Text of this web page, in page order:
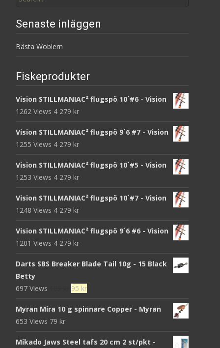
Senaste inläggen
Bästa Woblern
Fiskeprodukter
Vision STILLMANIAC² flugspö 10´#6 - Vision
1262 Views 4 279 kr
Vision STILLMANIAC² flugspö 9´6 #7 - Vision
1255 Views 4 279 kr
Vision STILLMANIAC² flugspö 10´#5 - Vision
1253 Views 4 279 kr
Vision STILLMANIAC² flugspö 10´#7 - Vision
1248 Views 4 279 kr
Vision STILLMANIAC² flugspö 9´6 #6 - Vision
1201 Views 4 279 kr
Darts SBS Breaker Blade Tail 10g - 15 Black
Betty
697 Views
Det
priset
95 krDet
priset
Myran Mira 10 g spinnare Copper - Myran
653 Views 79 kr
Mikado Jaws Steel tafs 20 cm 2 st/pkt -